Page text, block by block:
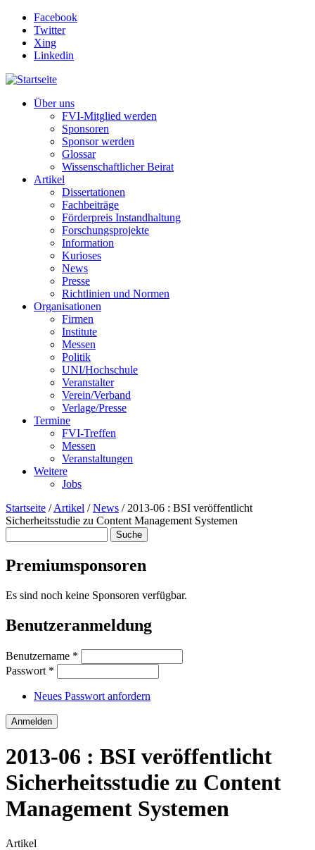
Direkt zum Inhalt
Facebook
Twitter
Xing
Linkedin
Über uns
FVI-Mitglied werden
Sponsoren
Sponsor werden
Glossar
Wissenschaftlicher Beirat
Artikel
Dissertationen
Fachbeiträge
Förderpreis Instandhaltung
Forschungsprojekte
Information
Kurioses
News
Presse
Richtlinien und Normen
Organisationen
Firmen
Institute
Messen
Politik
UNI/Hochschule
Veranstalter
Verein/Verband
Verlage/Presse
Termine
FVI-Treffen
Messen
Veranstaltungen
Weitere
Jobs
Startseite /Artikel /News / 2013-06 : BSI veröffentlicht
Sicherheitsstudie zu Content Management Systemen
Premiumsponsoren
Es sind noch keine Sponsoren verfügbar.
Benutzeranmeldung
Benutzername *
Passwort *
Neues Passwort anfordern
2013-06 : BSI veröffentlicht
Sicherheitsstudie zu Content
Management Systemen
Artikel